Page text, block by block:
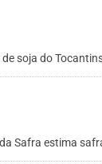
soja do
Safra estima